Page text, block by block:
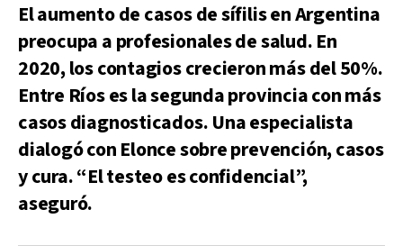
El aumento de casos de sífilis en Argentina
preocupa a profesionales de salud. En
2020, los contagios crecieron más del 50%.
Entre Ríos es la segunda provincia con más
casos diagnosticados. Una especialista
dialogó con Elonce sobre prevención, casos
y cura. “El testeo es confidencial”,
aseguró.